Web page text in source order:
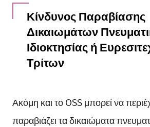
Κίνδυνος Παραβίασης
Δικαιωμάτων
Ιδιοκτησίας ή
Τρίτων
Ακόμη και το OSS μπορεί να
παραβιάζει τα δικαιώματα